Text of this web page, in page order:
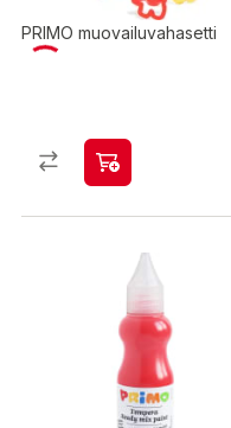
PRIMO muovailuvahasetti